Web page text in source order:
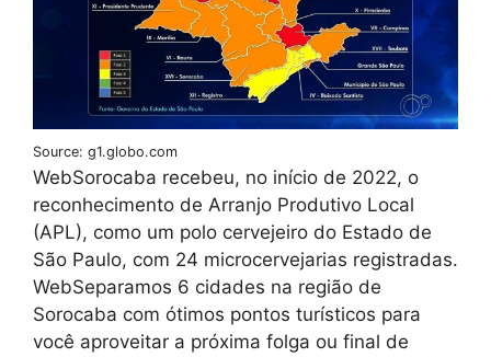
Source: g1.globo.com
WebSorocaba recebeu, no início de 2022, o
reconhecimento de Arranjo Produtivo Local
(APL), como um polo cervejeiro do Estado de
São Paulo, com 24 microcervejarias registradas.
WebSeparamos 6 cidades na região de
Sorocaba com ótimos pontos turísticos para
você aproveitar a próxima folga ou final de